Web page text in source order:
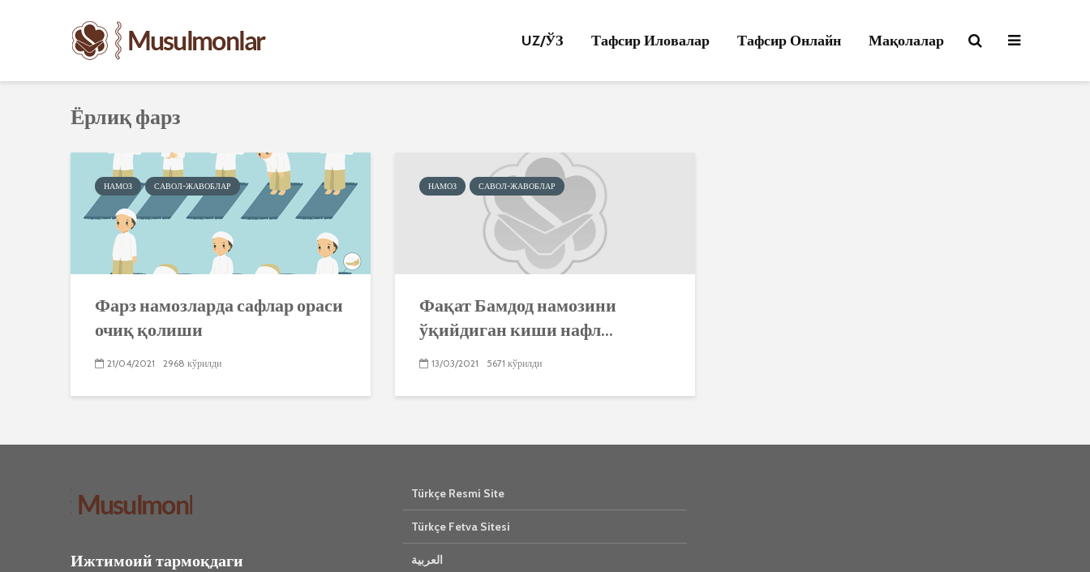
UZ/ЎЗ Тафсир Иловалар Тафсир Онлайн Мақолалар
Ёрлиқ фарз
НАМОЗ САВОЛ-ЖАВОБЛАР
Фарз намозларда сафлар ораси
очиқ қолиши
21/04/2021 2968 кўрилди
НАМОЗ САВОЛ-ЖАВОБЛАР
Фақат Бамдод намозини
ўқийдиган киши нафл...
13/03/2021 5671 кўрилди
Ижтимоий тармоқдаги
Türkçe Resmi Site
Türkçe Fetva Sitesi
العربية